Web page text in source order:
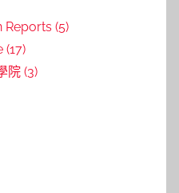
Reports (5)
(17)
院 (3)